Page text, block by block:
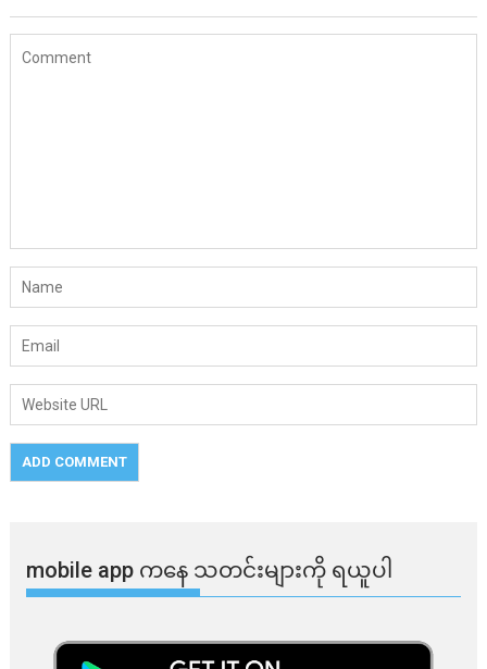
mobile app ​​ကနေ ​​သတင်းများကို ရယူပါ